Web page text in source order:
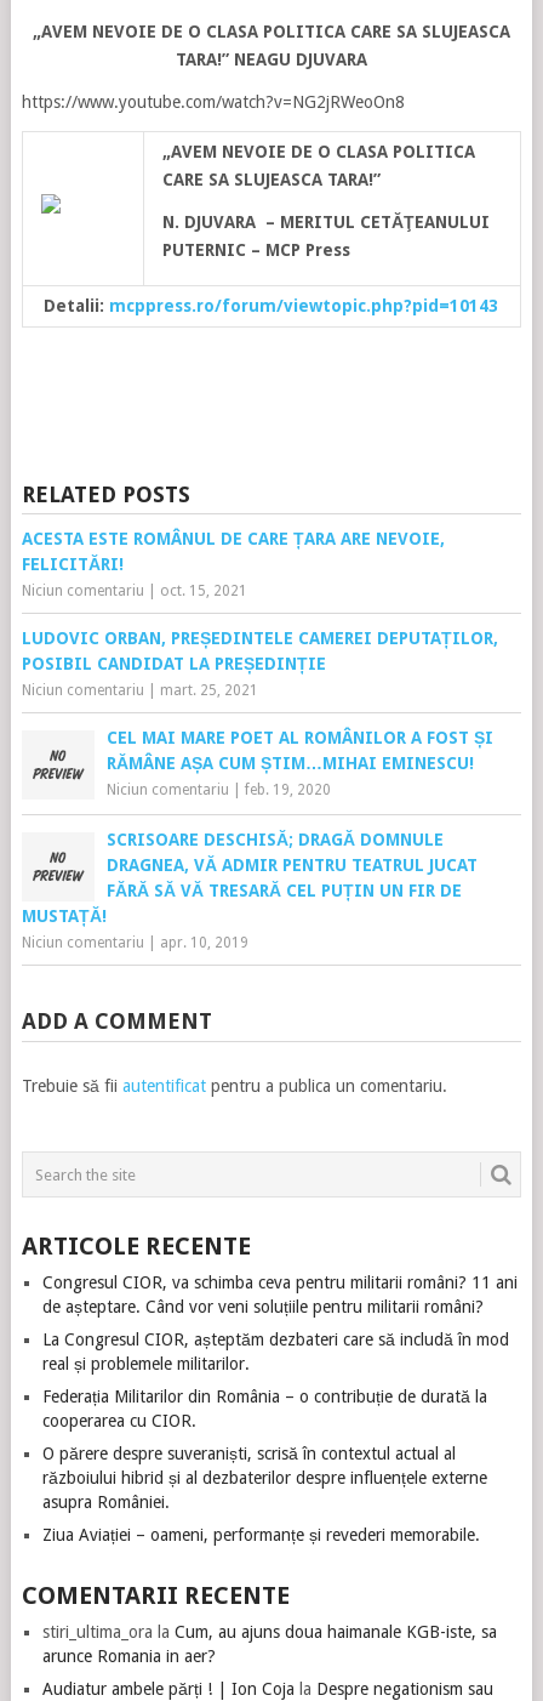
„AVEM NEVOIE DE O CLASA POLITICA CARE SA SLUJEASCA
TARA!” NEAGU DJUVARA
https://www.youtube.com/watch?v=NG2jRWeoOn8
„AVEM NEVOIE DE O CLASA POLITICA
CARE SA SLUJEASCA TARA!”
N. DJUVARA – MERITUL CETĂŢEANULUI
PUTERNIC – MCP Press
Detalii: mcppress.ro/forum/viewtopic.php?pid=10143
RELATED POSTS
ACESTA ESTE ROMÂNUL DE CARE ȚARA ARE NEVOIE,
FELICITĂRI!
Niciun comentariu oct. 15, 2021
LUDOVIC ORBAN, PREȘEDINTELE CAMEREI DEPUTAȚILOR,
POSIBIL CANDIDAT LA PREȘEDINȚIE
Niciun comentariu mart. 25, 2021
CEL MAI MARE POET AL ROMÂNILOR A FOST ȘI
RĂMÂNE AȘA CUM ȘTIM…MIHAI EMINESCU!
Niciun comentariu feb. 19, 2020
SCRISOARE DESCHISĂ; DRAGĂ DOMNULE
DRAGNEA, VĂ ADMIR PENTRU TEATRUL JUCAT
FĂRĂ SĂ VĂ TRESARĂ CEL PUȚIN UN FIR DE
MUSTAȚĂ!
Niciun comentariu apr. 10, 2019
ADD A COMMENT
Trebuie să fii autentificatpentru a publica un comentariu.
ARTICOLE RECENTE
Congresul CIOR, va schimba ceva pentru militarii români? 11 ani
de așteptare. Când vor veni soluțiile pentru militarii români?
La Congresul CIOR, așteptăm dezbateri care să includă în mod
real și problemele militarilor.
Federația Militarilor din România – o contribuție de durată la
cooperarea cu CIOR.
O părere despre suveraniști, scrisă în contextul actual al
războiului hibrid și al dezbaterilor despre influențele externe
asupra României.
Ziua Aviației – oameni, performanțe și revederi memorabile.
COMENTARII RECENTE
stiri_ultima_ora la Cum, au ajuns doua haimanale KGB-iste, sa
arunce Romania in aer?
Audiatur ambele părți ! | Ion Coja la Despre negationism sau